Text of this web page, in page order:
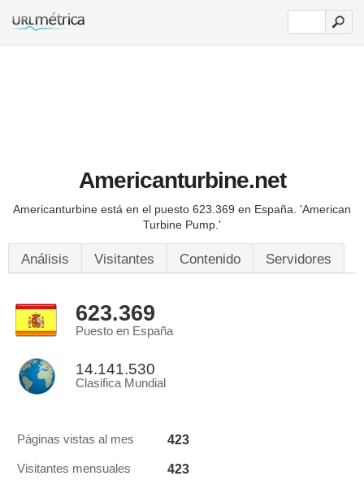
Americanturbine.net
Americanturbine está en el puesto 623.369 en España. 'American
Turbine Pump.'
Análisis Visitantes Contenido Servidores
623.369
Puesto en España
14.141.530
Clasifica Mundial
Páginas vistas al mes 423
Visitantes mensuales 423